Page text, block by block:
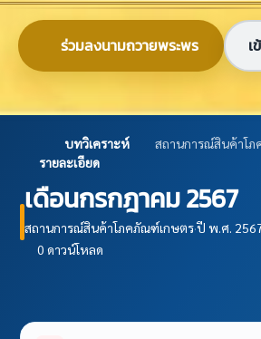
ร่วมลงนามถวายพระพร เ
ข้ามไปยังเนื้อหาหลัก
ก ก ก
บทวิเคราะห์
สถานการณ์สินค้าโ
รายละเอียด
เดือนกรกฎาคม 2567
สถานการณ์สินค้าโภคภัณฑ์เกษตร·ปี พ.ศ.
0 ดาวน์โหลด